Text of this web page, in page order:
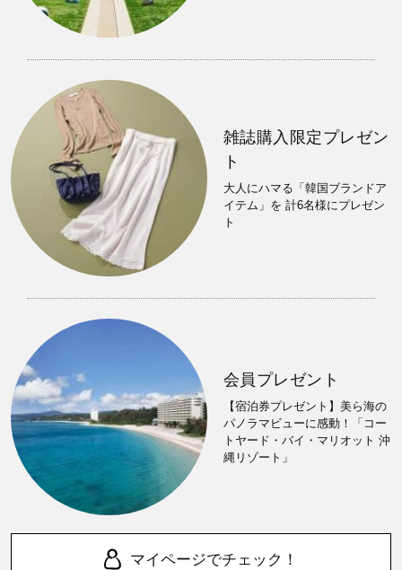
雑誌購入限定プレゼン
ト
大人にハマる「韓国ブランドア
イテム」を 計6名様にプレゼン
ト
会員プレゼント
【宿泊券プレゼント】美ら海の
パノラマビューに感動！「コー
トヤード・バイ・マリオット 沖
縄リゾート」
マイページでチェック！